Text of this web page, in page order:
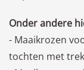
Onder andere
- Maaikrozen
tochten met